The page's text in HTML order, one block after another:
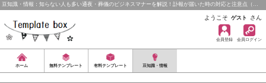
豆知識・情報：知らない人も多い通夜・葬儀のビジネスマナーを解説！訃報が届いた時の対応と注意点（…
ようこそ ゲスト さん
会員登録 会員ログイン
ホーム 無料テンプレート 有料テンプレート 豆知識・情報